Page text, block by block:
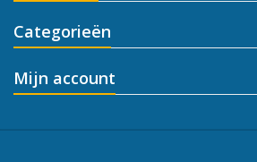
Categorieën
Mijn account